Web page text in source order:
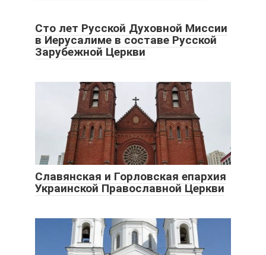
Сто лет Русской Духовной Миссии
в Иерусалиме в составе Русской
Зарубежной Церкви
Славянская и Горловская епархия
Украинской Православной Церкви